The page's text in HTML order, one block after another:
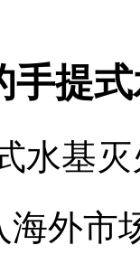
手提
水基
海外市